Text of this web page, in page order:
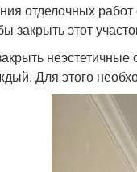
отделочных
закрыть этот
неэстетичные
Для этого